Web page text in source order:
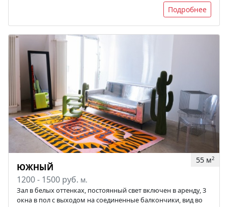
Подробнее
55 м2
ЮЖНЫЙ
1200 - 1500 руб. м.
Зал в белых оттенках, постоянный свет включен в аренду, 3
окна в пол с выходом на соединенные балкончики, вид во